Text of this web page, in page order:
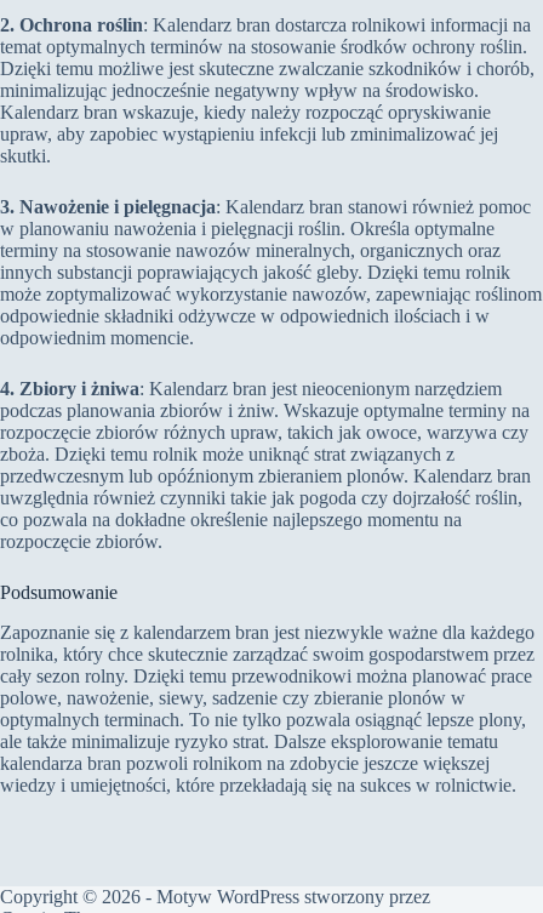
2. Ochrona roślin: Kalendarz bran dostarcza rolnikowi informacji na
temat optymalnych terminów na stosowanie środków ochrony roślin.
Dzięki temu możliwe jest skuteczne zwalczanie szkodników i chorób,
minimalizując jednocześnie negatywny wpływ na środowisko.
Kalendarz bran wskazuje, kiedy należy rozpocząć opryskiwanie
upraw, aby zapobiec wystąpieniu infekcji lub zminimalizować jej
skutki.
3. Nawożenie i pielęgnacja: Kalendarz bran stanowi również pomoc
w planowaniu nawożenia i pielęgnacji roślin. Określa optymalne
terminy na stosowanie nawozów mineralnych, organicznych oraz
innych substancji poprawiających jakość gleby. Dzięki temu rolnik
może zoptymalizować wykorzystanie nawozów, zapewniając roślinom
odpowiednie składniki odżywcze w odpowiednich ilościach i w
odpowiednim momencie.
4. Zbiory i żniwa: Kalendarz bran jest nieocenionym narzędziem
podczas planowania zbiorów i żniw. Wskazuje optymalne terminy na
rozpoczęcie zbiorów różnych upraw, takich jak owoce, warzywa czy
zboża. Dzięki temu rolnik może uniknąć strat związanych z
przedwczesnym lub opóźnionym zbieraniem plonów. Kalendarz bran
uwzględnia również czynniki takie jak pogoda czy dojrzałość roślin,
co pozwala na dokładne określenie najlepszego momentu na
rozpoczęcie zbiorów.
Podsumowanie
Zapoznanie się z kalendarzem bran jest niezwykle ważne dla każdego
rolnika, który chce skutecznie zarządzać swoim gospodarstwem przez
cały sezon rolny. Dzięki temu przewodnikowi można planować prace
polowe, nawożenie, siewy, sadzenie czy zbieranie plonów w
optymalnych terminach. To nie tylko pozwala osiągnąć lepsze plony,
ale także minimalizuje ryzyko strat. Dalsze eksplorowanie tematu
kalendarza bran pozwoli rolnikom na zdobycie jeszcze większej
wiedzy i umiejętności, które przekładają się na sukces w rolnictwie.
Copyright © 2026 - Motyw WordPress stworzony przez